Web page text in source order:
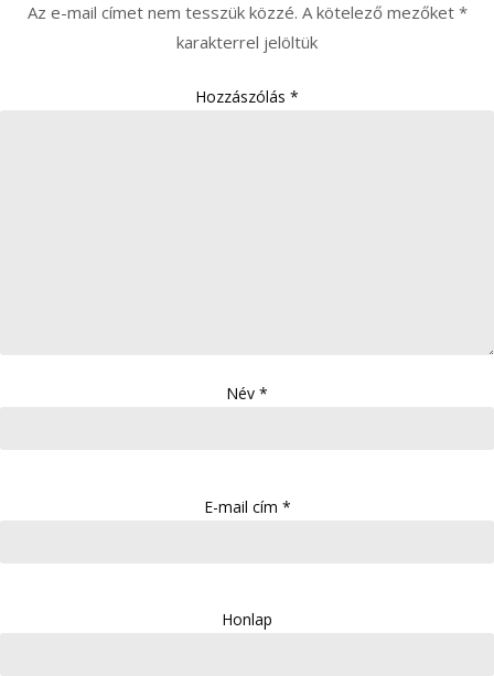
Az e-mail címet nem tesszük közzé. A kötelező mezőket *
karakterrel jelöltük
Hozzászólás *
Név *
E-mail cím *
Honlap